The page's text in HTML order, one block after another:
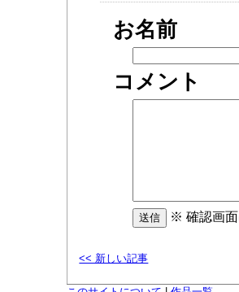
お名前
コメント
※ 確認画面
<< 新しい記事